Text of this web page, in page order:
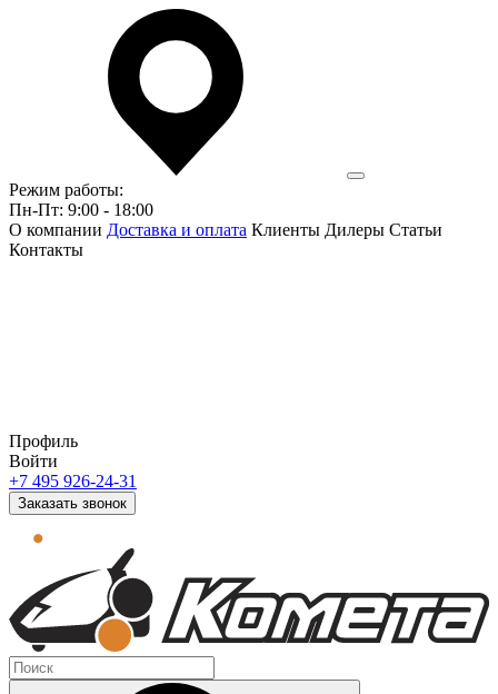
Режим работы:
Пн-Пт: 9:00 - 18:00
О компании Доставка и оплата Клиенты Дилеры Статьи
Контакты
Профиль
Войти
+7 495 926-24-31
Заказать звонок